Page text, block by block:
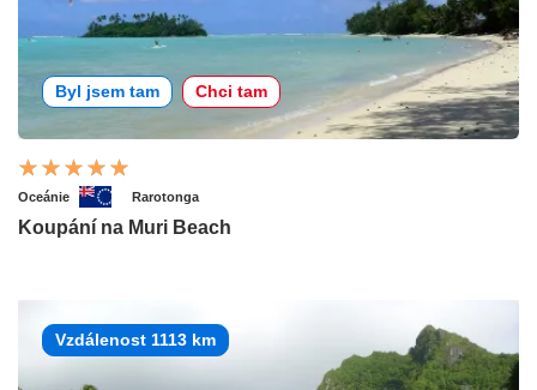
Byl jsem tam Chci tam
Oceánie Rarotonga
Koupání na Muri Beach
Vzdálenost 1113 km